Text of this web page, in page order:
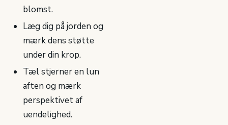
blomst.
Læg dig på jorden og
mærk dens støtte
under din krop.
Tæl stjerner en lun
aften og mærk
perspektivet af
uendelighed.